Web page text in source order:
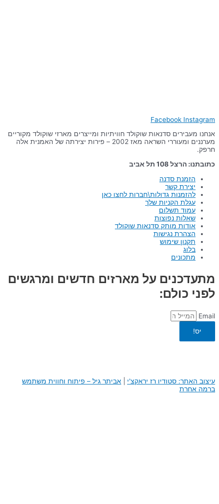
Facebook Instagram
אנחנו מעבירים סדנאות שוקולד חוויתיות ומייצרים מארזי שוקולד מקוריים
מערננים ומעוררי השראה מאז 2002 – פירות יצירתה של האמנית אלה
חרפק.
כתובתנו: הרצל 108 תל אביב
הזמנת סדנה
יצירת קשר
להזמנות גדולות\חברות לחצו כאן
עגלת הקניות שלך
עמוד תשלום
שאלות נפוצות
אודות מותק סדנאות שוקולד
הצהרת נגישות
תקנון שימוש
בלוג
מתכונים
מתעדכנים על מארזים חדשים ומרגשים
לפני כולם:
Email
יס!
עיצוב האתר: סטודיו רז יראקצ'י אביתר גיל – פיתוח וחווית משתמש
ברמה אחרת